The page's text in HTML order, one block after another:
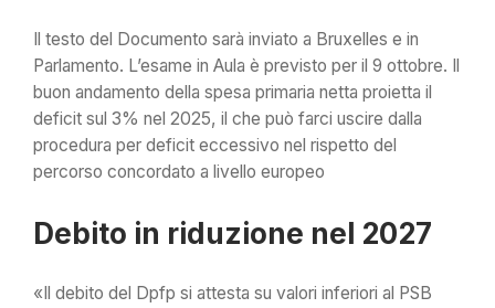
Il testo del Documento sarà inviato a Bruxelles e in
Parlamento. L’esame in Aula è previsto per il 9 ottobre. Il
buon andamento della spesa primaria netta proietta il
deficit sul 3% nel 2025, il che può farci uscire dalla
procedura per deficit eccessivo nel rispetto del
percorso concordato a livello europeo
Debito in riduzione nel 2027
«Il debito del Dpfp si attesta su valori inferiori al PSB